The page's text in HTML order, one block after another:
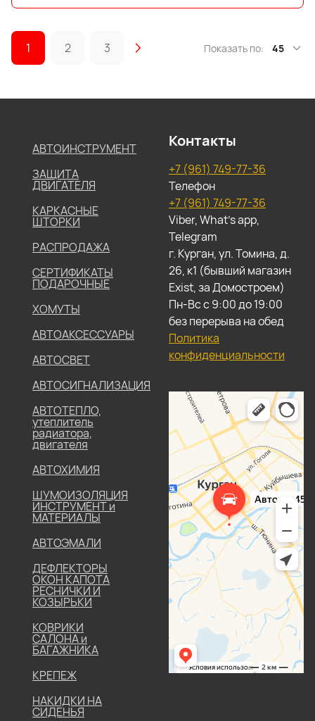
1 2 3 Показать по: 45
АВТОИНСТРУМЕНТ
ЗАЩИТА
ДВИГАТЕЛЯ
КАРКАСНЫЕ
ШТОРКИ
РАСПРОДАЖА
СЕРТИФИКАТЫ
ПОДАРОЧНЫЕ
ХОМУТЫ
АВТОАКСЕССУАРЫ
АВТОСВЕТ
АВТОСИГНАЛИЗАЦИЯ
АВТОТЕПЛО,
утеплитель
радиатора,
двигателя
АВТОХИМИЯ
ШУМОИЗОЛЯЦИЯ
ИНСТРУМЕНТ и
МАТЕРИАЛЫ
АВТОЭМАЛИ
ДЕФЛЕКТОРЫ
ОКОН КАПОТА
РЕСНИЧКИ И
КОЗЫРЬКИ
КОВРИКИ
САЛОНА и
БАГАЖНИКА
КРЕПЕЖ
НАКИДКИ НА
СИДЕНЬЯ
Контакты
+7 (961) 749-77-36
Телефон
+7 (961) 749-77-36
Viber, What's app,
Telegram
г. Курган, ул. Томина, д.
26, к1 (бывший магазин
Exist, за Домостроем)
Пн-Вс с 9:00 до 19:00
без перерыва на обед
Политика
конфиденциальности